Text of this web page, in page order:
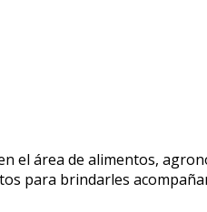
el área de alimentos,
para brindarles